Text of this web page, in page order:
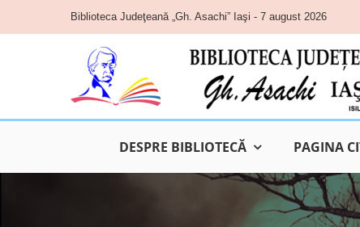
content
Biblioteca Judeţeană „Gh. Asachi” Iaşi - 7 august 2026
DESPRE BIBLIOTECĂ PAGINA